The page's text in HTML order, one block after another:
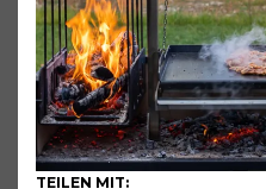
TEILEN MIT: